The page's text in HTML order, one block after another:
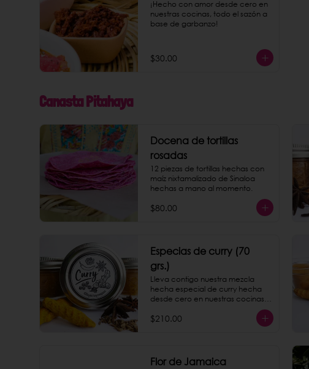
¡Hecho con amor desde cero en
nuestras cocinas, todo el sazón a
base de garbanzo!
$30.00
Canasta Pitahaya
Docena de tortillas
rosadas
12 piezas de tortillas hechas con
maíz nixtamalizado de Sinaloa
hechas a mano al momento.
$80.00
Especias de curry (70
grs.)
Lleva contigo nuestra mezcla
hecha especial de curry hecha
desde cero en nuestras cocinas.
nuestro taquito de papas!
$210.00
Flor de Jamaica